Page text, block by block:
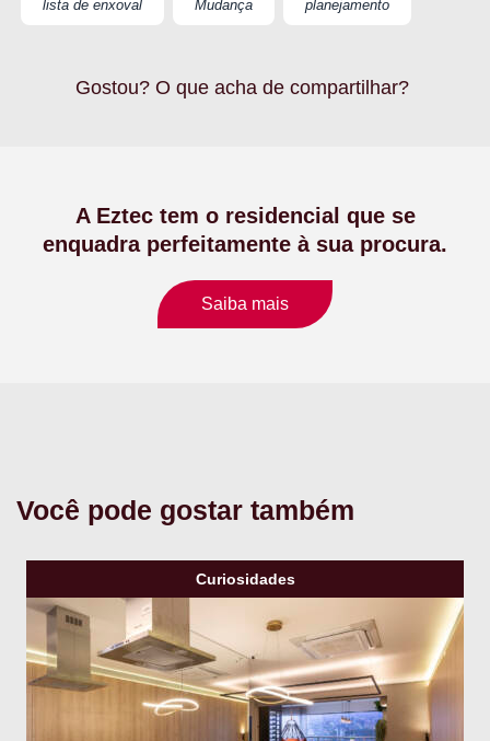
lista de enxoval Mudança planejamento
Gostou? O que acha de compartilhar?
A Eztec tem o residencial que se
enquadra perfeitamente à sua procura.
Saiba mais
Você pode gostar também
Curiosidades